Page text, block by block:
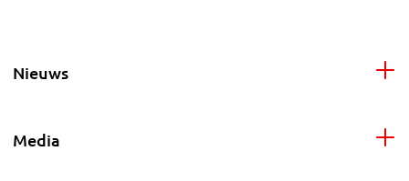
Nieuws
Media